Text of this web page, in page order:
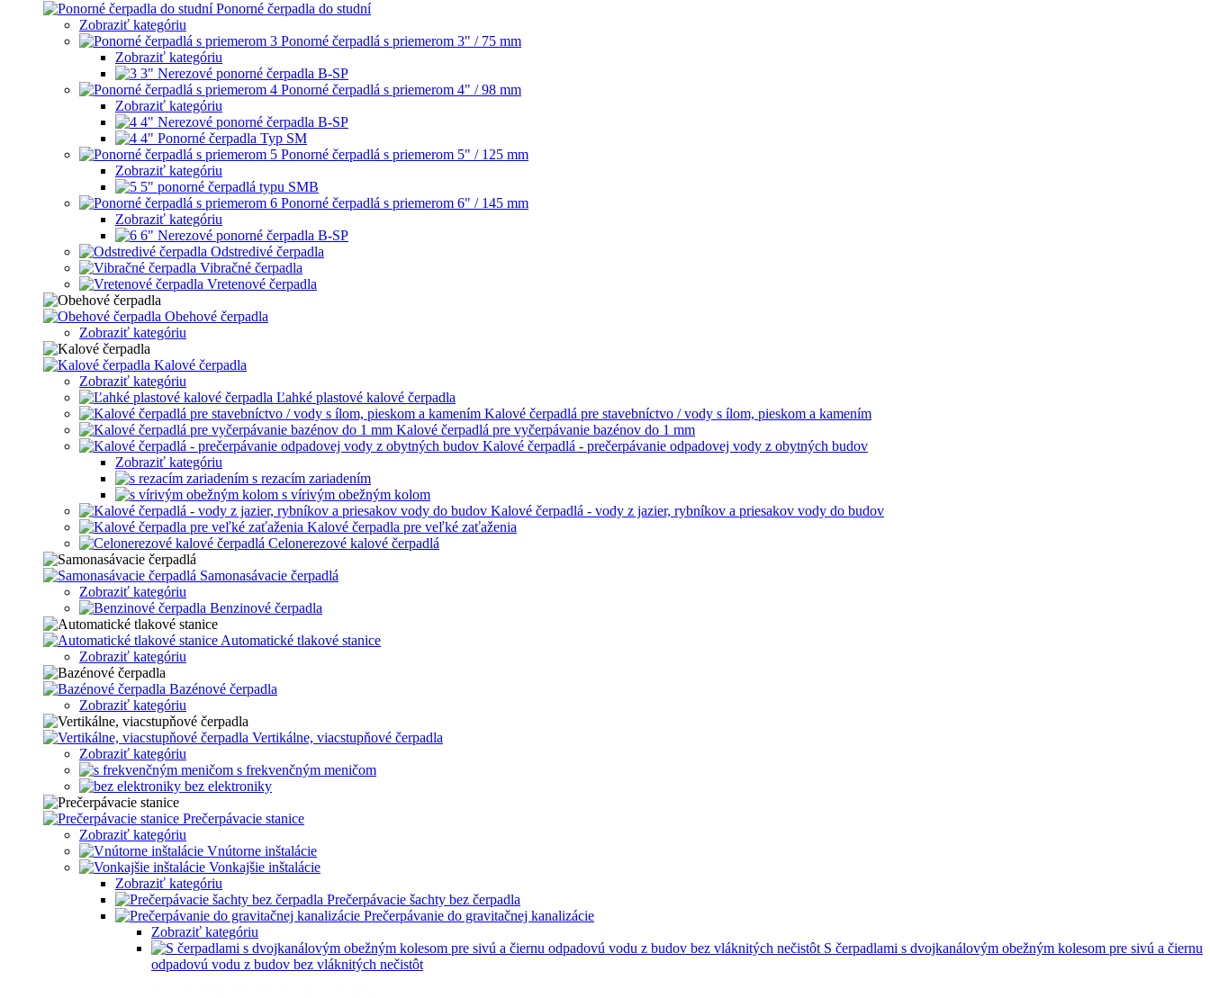
Ponorné čerpadla do studní
Zobraziť kategóriu
Ponorné čerpadlá s priemerom 3" / 75 mm
Zobraziť kategóriu
3" Nerezové ponorné čerpadla B-SP
Ponorné čerpadlá s priemerom 4" / 98 mm
Zobraziť kategóriu
4" Nerezové ponorné čerpadla B-SP
4" Ponorné čerpadla Typ SM
Ponorné čerpadlá s priemerom 5" / 125 mm
Zobraziť kategóriu
5" ponorné čerpadlá typu SMB
Ponorné čerpadlá s priemerom 6" / 145 mm
Zobraziť kategóriu
6" Nerezové ponorné čerpadla B-SP
Odstredivé čerpadla
Vibračné čerpadla
Vretenové čerpadla
Obehové čerpadla
Zobraziť kategóriu
Kalové čerpadla
Zobraziť kategóriu
Ľahké plastové kalové čerpadla
Kalové čerpadlá pre stavebníctvo / vody s ílom, pieskom a kamením
Kalové čerpadlá pre vyčerpávanie bazénov do 1 mm
Kalové čerpadlá - prečerpávanie odpadovej vody z obytných budov
Zobraziť kategóriu
s rezacím zariadením
s vírivým obežným kolom
Kalové čerpadlá - vody z jazier, rybníkov a priesakov vody do budov
Kalové čerpadla pre veľké zaťaženia
Celonerezové kalové čerpadlá
Samonasávacie čerpadlá
Zobraziť kategóriu
Benzinové čerpadla
Automatické tlakové stanice
Zobraziť kategóriu
Bazénové čerpadla
Zobraziť kategóriu
Vertikálne, viacstupňové čerpadla
Zobraziť kategóriu
s frekvenčným meničom
bez elektroniky
Prečerpávacie stanice
Zobraziť kategóriu
Vnútorne inštalácie
Vonkajšie inštalácie
Zobraziť kategóriu
Prečerpávacie šachty bez čerpadla
Prečerpávanie do gravitačnej kanalizácie
Zobraziť kategóriu
S čerpadlami s dvojkanálovým obežným kolesom pre sivú a čiernu
odpadovú vodu z budov bez vláknitých nečistôt